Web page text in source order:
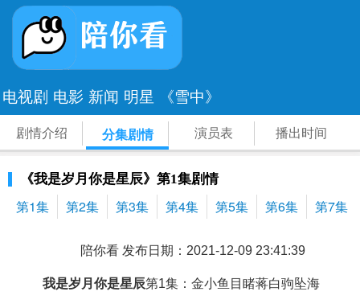
电视剧 电影 新闻 明星 《雪中》
剧情介绍 分集剧情 演员表 播出时间
《我是岁月你是星辰》第1集剧情
第1集 第2集 第3集 第4集 第5集 第6集 第7集
陪你看 发布日期：2021-12-09 23:41:39
我是岁月你是星辰第1集：金小鱼目睹蒋白驹坠海